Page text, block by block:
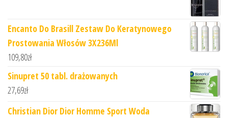
Encanto Do Brasill Zestaw Do Keratynowego
Prostowania Włosów 3X236Ml
109,80zł
Sinupret 50 tabl. drażowanych
27,69zł
Christian Dior Dior Homme Sport Woda